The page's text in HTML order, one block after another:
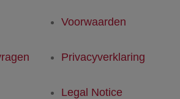
Voorwaarden
Privacyverklaring
Legal Notice